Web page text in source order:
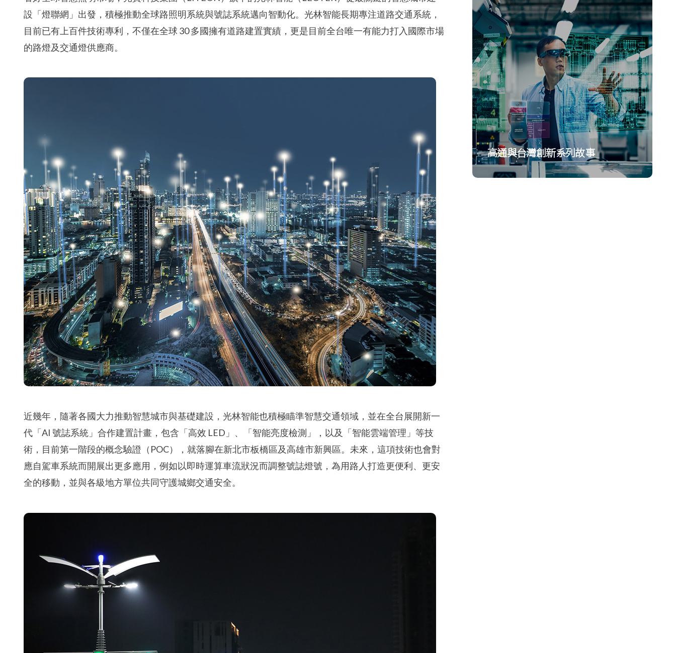
設「燈聯網」出發，積極推動全球路照明系統與號誌系統邁向智動化。光林智能長期專注道路交通系統，
目前已有上百件技術專利，不僅在全球 30 多國擁有道路建置實績，更是目前全台唯一有能力打入國際市場
的路燈及交通燈供應商。
近幾年，隨著各國大力推動智慧城市與基礎建設，光林智能也積極瞄準智慧交通領域，並在全台展開新一
代「AI 號誌系統」合作建置計畫，包含「高效 LED」、「智能亮度檢測」，以及「智能雲端管理」等技
術，目前第一階段的概念驗證（POC），就落腳在新北市板橋區及高雄市新興區。未來，這項技術也會對
應自駕車系統而開展出更多應用，例如以即時運算車流狀況而調整號誌燈號，為用路人打造更便利、更安
全的移動，並與各級地方單位共同守護城鄉交通安全。
高通與台灣創新系列故事